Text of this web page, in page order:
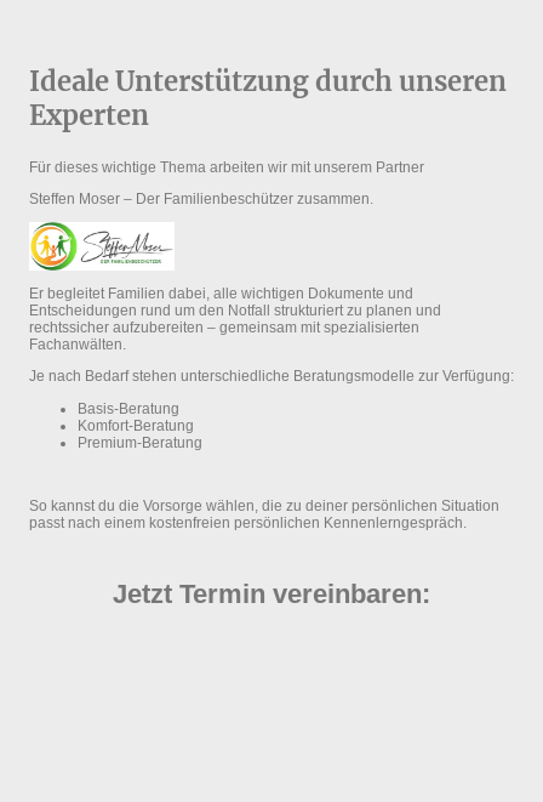
Ideale Unterstützung durch unseren
Experten
Für dieses wichtige Thema arbeiten wir mit unserem Partner
Steffen Moser – Der Familienbeschützer zusammen.
Er begleitet Familien dabei, alle wichtigen Dokumente und
Entscheidungen rund um den Notfall strukturiert zu planen und
rechtssicher aufzubereiten – gemeinsam mit spezialisierten
Fachanwälten.
Je nach Bedarf stehen unterschiedliche Beratungsmodelle zur Verfügung:
Basis-Beratung
Komfort-Beratung
Premium-Beratung
So kannst du die Vorsorge wählen, die zu deiner persönlichen Situation
passt nach einem kostenfreien persönlichen Kennenlerngespräch.
Jetzt Termin vereinbaren: